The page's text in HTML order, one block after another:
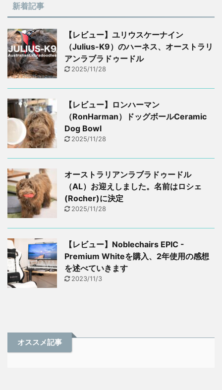
新着記事
【レビュー】ユリウスケーナイン
（Julius-K9）のハーネス、オーストラリ
アンラブラドゥードル
2025/11/28
【レビュー】ロンハーマン
（RonHarman）ドッグボールCeramic
Dog Bowl
2025/11/28
オーストラリアンラブラドゥードル
（AL）お迎えしました。名前はロシェ
(Rocher)に決定
2025/11/28
【レビュー】Noblechairs EPIC -
Premium Whiteを購入、2年使用の感想
を述べていきます
2023/11/3
オススメ記事